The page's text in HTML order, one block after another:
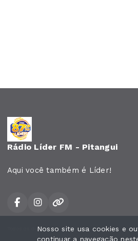
Rádio Líder FM - Pitangui
Aqui você também é Líder!
Todos os direitos reservados.
Nosso site usa cookies e
continuar a navegação